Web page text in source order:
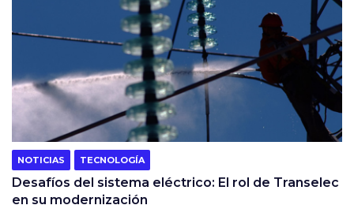
NOTICIAS TECNOLOGÍA
Desafíos del sistema eléctrico: El rol de Transelec
en su modernización